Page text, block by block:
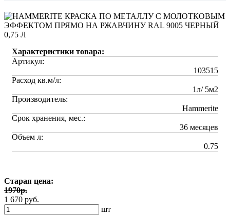
Характеристики товара:
Артикул:
103515
Расход кв.м/л:
1л/ 5м2
Производитель:
Hammerite
Срок хранения, мес.:
36 месяцев
Объем л:
0.75
Старая цена:
1970р.
1 670 руб.
шт